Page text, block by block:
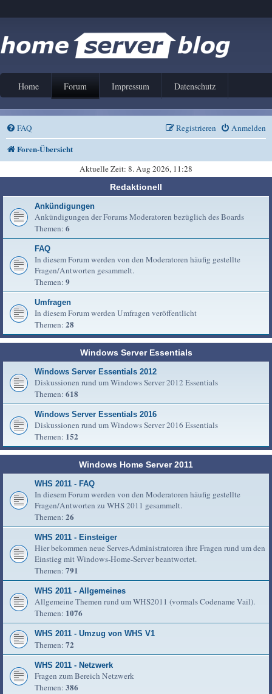
Home Forum Impressum Datenschutz
FAQ Anmelden
Registrieren
Foren-Übersicht
Aktuelle Zeit: 8. Aug 2026, 11:28
Redaktionell
Ankündigungen
Ankündigungen der Forums Moderatoren bezüglich des Boards
Themen: 6
FAQ
In diesem Forum werden von den Moderatoren häufig gestellte
Fragen/Antworten gesammelt.
Themen: 9
Umfragen
In diesem Forum werden Umfragen veröffentlicht
Themen: 28
Windows Server Essentials
Windows Server Essentials 2012
Diskussionen rund um Windows Server 2012 Essentials
Themen: 618
Windows Server Essentials 2016
Diskussionen rund um Windows Server 2016 Essentials
Themen: 152
Windows Home Server 2011
WHS 2011 - FAQ
In diesem Forum werden von den Moderatoren häufig gestellte
Fragen/Antworten zu WHS 2011 gesammelt.
Themen: 26
WHS 2011 - Einsteiger
Hier bekommen neue Server-Administratoren ihre Fragen rund um den
Einstieg mit Windows-Home-Server beantwortet.
Themen: 791
WHS 2011 - Allgemeines
Allgemeine Themen rund um WHS2011 (vormals Codename Vail).
Themen: 1076
WHS 2011 - Umzug von WHS V1
Themen: 72
WHS 2011 - Netzwerk
Fragen zum Bereich Netzwerk
Themen: 386